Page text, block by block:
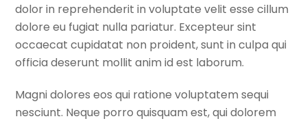
dolor in reprehenderit in voluptate velit esse cillum
dolore eu fugiat nulla pariatur. Excepteur sint
occaecat cupidatat non proident, sunt in culpa qui
officia deserunt mollit anim id est laborum.
Magni dolores eos qui ratione voluptatem sequi
nesciunt. Neque porro quisquam est, qui dolorem